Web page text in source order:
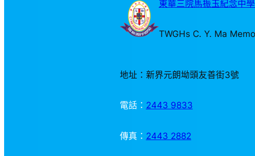
東華三院馬振玉紀念中
TWGHs C. Y. Ma
地址：新界元朗坳頭友善街3號
電話： 2443 9833
傳真： 2443 2882